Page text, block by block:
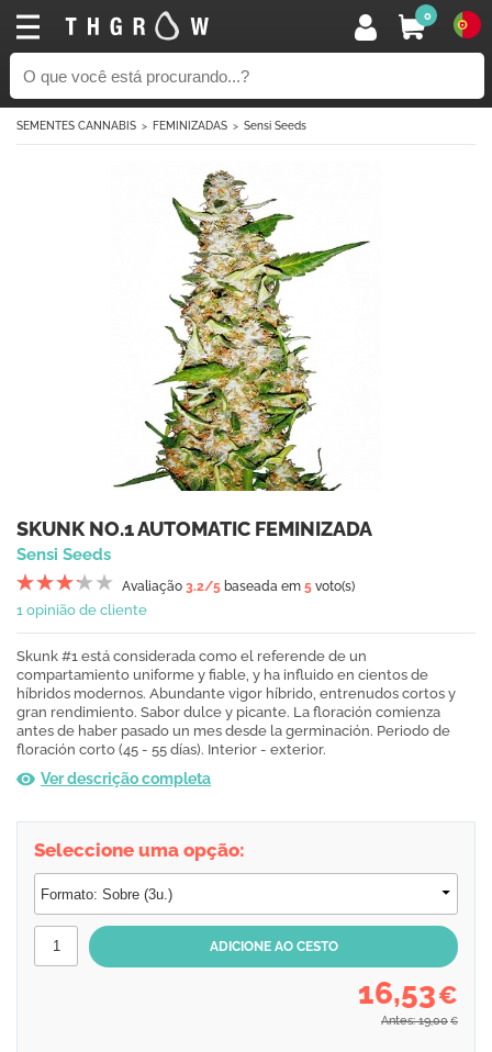
0
SEMENTES CANNABIS FEMINIZADAS Sensi Seeds
SKUNK NO.1 AUTOMATIC FEMINIZADA
Sensi Seeds
Avaliação 3.2/5 baseada em 5 voto(s)
1 opinião de cliente
Skunk #1 está considerada como el referende de un
compartamiento uniforme y fiable, y ha influido en cientos de
híbridos modernos. Abundante vigor híbrido, entrenudos cortos y
gran rendimiento. Sabor dulce y picante. La floración comienza
antes de haber pasado un mes desde la germinación. Periodo de
floración corto (45 - 55 días). Interior - exterior.
Ver descrição completa
Seleccione uma opção:
16,53€
Antes: 19,00 €